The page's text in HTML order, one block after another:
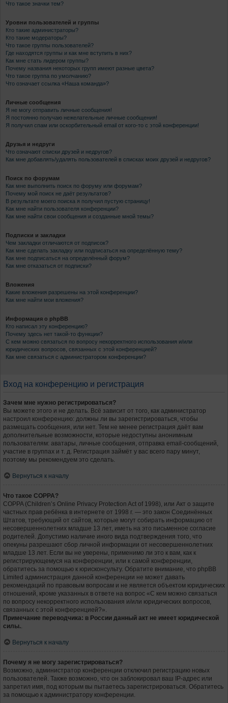
Что такое значки тем?
Уровни пользователей и группы
Кто такие администраторы?
Кто такие модераторы?
Что такое группы пользователей?
Где находятся группы и как мне вступить в них?
Как мне стать лидером группы?
Почему названия некоторых групп имеют разные цвета?
Что такое группа по умолчанию?
Что означает ссылка «Наша команда»?
Личные сообщения
Я не могу отправить личные сообщения!
Я постоянно получаю нежелательные личные сообщения!
Я получил спам или оскорбительный email от кого-то с этой конференции!
Друзья и недруги
Что означают списки друзей и недругов?
Как мне добавлять/удалять пользователей в списках моих друзей и недругов?
Поиск по форумам
Как мне выполнить поиск по форуму или форумам?
Почему мой поиск не даёт результатов?
В результате моего поиска я получил пустую страницу!
Как мне найти пользователя конференции?
Как мне найти свои сообщения и созданные мной темы?
Подписки и закладки
Чем закладки отличаются от подписок?
Как мне сделать закладку или подписаться на определённую тему?
Как мне подписаться на определённый форум?
Как мне отказаться от подписки?
Вложения
Какие вложения разрешены на этой конференции?
Как мне найти мои вложения?
Информация о phpBB
Кто написал эту конференцию?
Почему здесь нет такой-то функции?
С кем можно связаться по вопросу некорректного использования и/или
юридических вопросов, связанных с этой конференцией?
Как мне связаться с администратором конференции?
Вход на конференцию и регистрация
Зачем мне нужно регистрироваться?
Вы можете этого и не делать. Всё зависит от того, как администратор
настроил конференцию: должны ли вы зарегистрироваться, чтобы
размещать сообщения, или нет. Тем не менее регистрация даёт вам
дополнительные возможности, которые недоступны анонимным
пользователям: аватары, личные сообщения, отправка email-сообщений,
участие в группах и т. д. Регистрация займёт у вас всего пару минут,
поэтому мы рекомендуем это сделать.
Вернуться к началу
Что такое COPPA?
COPPA (Children’s Online Privacy Protection Act of 1998), или Акт о защите
частных прав ребёнка в интернете от 1998 г. — это закон Соединённых
Штатов, требующий от сайтов, которые могут собирать информацию от
несовершеннолетних младше 13 лет, иметь на это письменное согласие
родителей. Допустимо наличие иного вида подтверждения того, что
опекуны разрешают сбор личной информации от несовершеннолетних
младше 13 лет. Если вы не уверены, применимо ли это к вам, как к
регистрирующемуся на конференции, или к самой конференции,
обратитесь за помощью к юрисконсульту. Обратите внимание, что phpBB
Limited администрация данной конференции не может давать
рекомендаций по правовым вопросам и не является объектом юридических
отношений, кроме указанных в ответе на вопрос «С кем можно связаться
по вопросу некорректного использования и/или юридических вопросов,
связанных с этой конференцией?».
Примечание переводчика: в России данный акт не имеет юридической
силы..
Вернуться к началу
Почему я не могу зарегистрироваться?
Возможно, администратор конференции отключил регистрацию новых
пользователей. Также возможно, что он заблокировал ваш IP-адрес или
запретил имя, под которым вы пытаетесь зарегистрироваться. Обратитесь
за помощью к администратору конференции.